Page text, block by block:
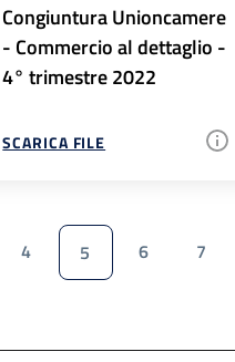
Congiuntura Unioncamere
- Commercio al dettaglio -
4° trimestre 2022
SCARICA FILE
4 5 6 7